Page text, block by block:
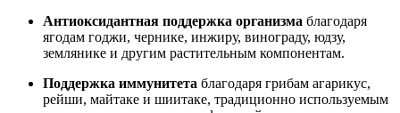
Антиоксидантная поддержка организма благодаря
ягодам годжи, чернике, инжиру, винограду, юдзу,
землянике и другим растительным компонентам.
Поддержка иммунитета благодаря грибам агарикус,
рейши, майтаке и шиитаке, традиционно используемым